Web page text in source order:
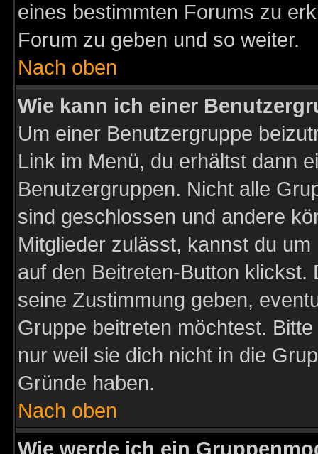
eines bestimmten Forums zu
Forum zu geben und so weiter.
Nach oben
Wie kann ich einer
Um einer Benutzergruppe
Link im Menü, du erhältst dann
Benutzergruppen. Nicht alle
sind geschlossen und andere
Mitglieder zulässt, kannst du
auf den Beitreten-Button
seine Zustimmung geben,
Gruppe beitreten möchtest.
nur weil sie dich nicht in die
Gründe haben.
Nach oben
Wie werde ich ein